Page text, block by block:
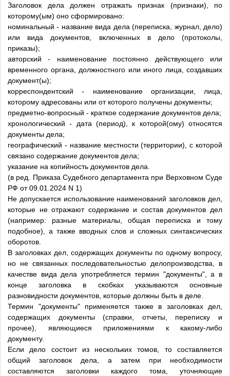
Заголовок дела должен отражать признак (признаки), по
которому(ым) оно сформировано:
номинальный - название вида дела (переписка, журнал, дело)
или вида документов, включенных в дело (протоколы,
приказы);
авторский - наименование постоянно действующего или
временного органа, должностного или иного лица, создавших
документ(ы);
корреспондентский - наименование организации, лица,
которому адресованы или от которого получены документы;
предметно-вопросный - краткое содержание документов дела;
хронологический - дата (период), к которой(ому) относятся
документы дела;
географический - название местности (территории), с которой
связано содержание документов дела;
указание на копийность документов дела.
(в ред. Приказа Судебного департамента при Верховном Суде
РФ от 09.01.2024 N 1)
Не допускается использование наименований заголовков дел,
которые не отражают содержание и состав документов дел
(например: разные материалы, общая переписка и тому
подобное), а также вводных слов и сложных синтаксических
оборотов.
В заголовках дел, содержащих документы по одному вопросу,
но не связанных последовательностью делопроизводства, в
качестве вида дела употребляется термин "документы", а в
конце заголовка в скобках указываются основные
разновидности документов, которые должны быть в деле.
Термин "документы" применяется также в заголовках дел,
содержащих документы (справки, отчеты, переписку и
прочее), являющиеся приложениями к какому-либо
документу.
Если дело состоит из нескольких томов, то составляется
общий заголовок дела, а затем при необходимости
составляются заголовки каждого тома, уточняющие